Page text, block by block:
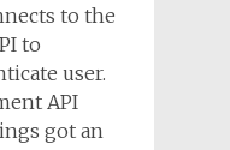
to the
to
user.
API
got an